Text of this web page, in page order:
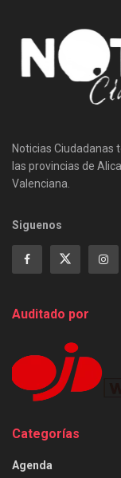
Noticias Ciudadanas
las provincias de
Valenciana.
Siguenos
Auditado por
Categorías
Agenda